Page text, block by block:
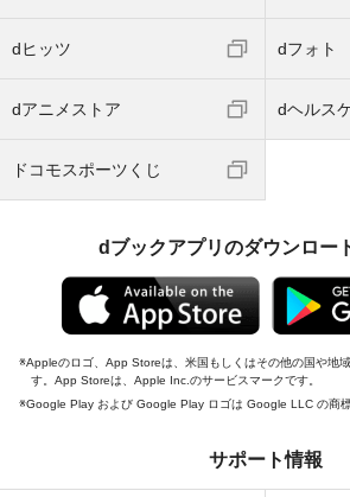
dヒッツ dフォト
dアニメストア dヘルス
ドコモスポーツくじ
dブックアプリのダウンロー
Appleのロゴ、App Storeは、米国もしくはその他の国や地
す。App Storeは、Apple Inc.のサービスマークです。
Google Play および Google Play ロゴは Google LLC の商標
サポート情報